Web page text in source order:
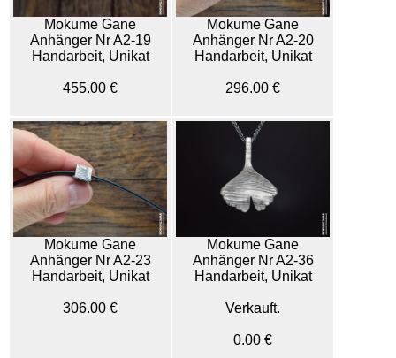
Mokume Gane
Anhänger Nr A2-19
Handarbeit, Unikat
455.00 €
Mokume Gane
Anhänger Nr A2-20
Handarbeit, Unikat
296.00 €
Mokume Gane
Anhänger Nr A2-23
Handarbeit, Unikat
306.00 €
Mokume Gane
Anhänger Nr A2-36
Handarbeit, Unikat
Verkauft.
0.00 €